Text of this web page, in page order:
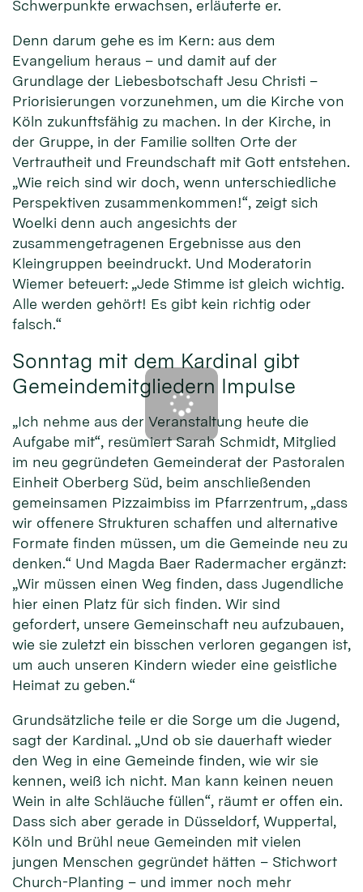
Schwerpunkte erwachsen, erläuterte er.
Denn darum gehe es im Kern: aus dem
Evangelium heraus – und damit auf der
Grundlage der Liebesbotschaft Jesu Christi –
Priorisierungen vorzunehmen, um die Kirche von
Köln zukunftsfähig zu machen. In der Kirche, in
der Gruppe, in der Familie sollten Orte der
Vertrautheit und Freundschaft mit Gott entstehen.
„Wie reich sind wir doch, wenn unterschiedliche
Perspektiven zusammenkommen!“, zeigt sich
Woelki denn auch angesichts der
zusammengetragenen Ergebnisse aus den
Kleingruppen beeindruckt. Und Moderatorin
Wiemer beteuert: „Jede Stimme ist gleich wichtig.
Alle werden gehört! Es gibt kein richtig oder
falsch.“
Sonntag mit dem Kardinal gibt
Gemeindemitgliedern Impulse
„Ich nehme aus der Veranstaltung heute die
Aufgabe mit“, resümiert Sarah Schmidt, Mitglied
im neu gegründeten Gemeinderat der Pastoralen
Einheit Oberberg Süd, beim anschließenden
gemeinsamen Pizzaimbiss im Pfarrzentrum, „dass
wir offenere Strukturen schaffen und alternative
Formate finden müssen, um die Gemeinde neu zu
denken.“ Und Magda Baer Radermacher ergänzt:
„Wir müssen einen Weg finden, dass Jugendliche
hier einen Platz für sich finden. Wir sind
gefordert, unsere Gemeinschaft neu aufzubauen,
wie sie zuletzt ein bisschen verloren gegangen ist,
um auch unseren Kindern wieder eine geistliche
Heimat zu geben.“
Grundsätzliche teile er die Sorge um die Jugend,
sagt der Kardinal. „Und ob sie dauerhaft wieder
den Weg in eine Gemeinde finden, wie wir sie
kennen, weiß ich nicht. Man kann keinen neuen
Wein in alte Schläuche füllen“, räumt er offen ein.
Dass sich aber gerade in Düsseldorf, Wuppertal,
Köln und Brühl neue Gemeinden mit vielen
jungen Menschen gegründet hätten – Stichwort
Church-Planting – und immer noch mehr